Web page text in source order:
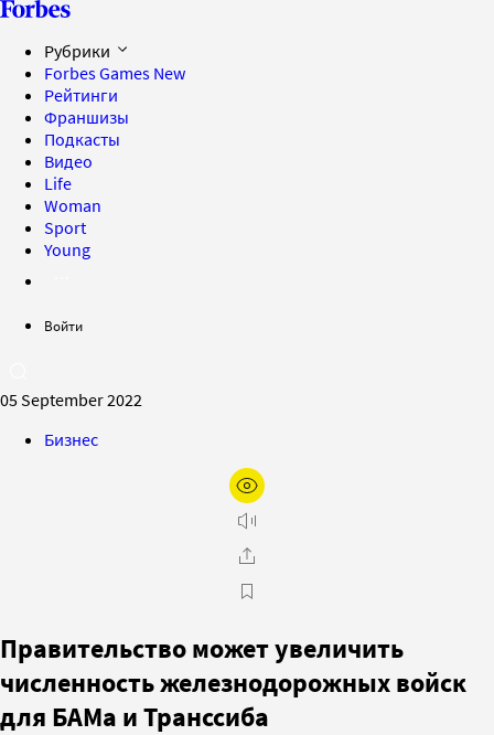
Рубрики
Forbes Games New
Рейтинги
Франшизы
Подкасты
Видео
Life
Woman
Sport
Young
Войти
05 September 2022
Бизнес
Правительство может увеличить
численность железнодорожных войск
для БАМа и Транссиба